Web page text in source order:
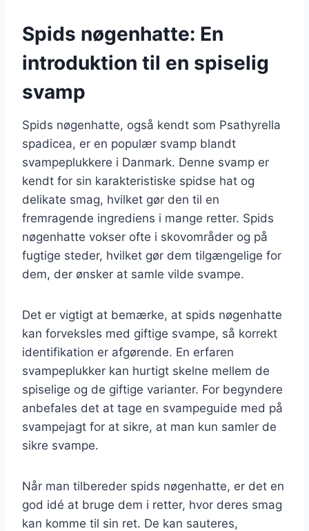
Spids nøgenhatte: En
introduktion til en spiselig
svamp
Spids nøgenhatte, også kendt som Psathyrella
spadicea, er en populær svamp blandt
svampeplukkere i Danmark. Denne svamp er
kendt for sin karakteristiske spidse hat og
delikate smag, hvilket gør den til en
fremragende ingrediens i mange retter. Spids
nøgenhatte vokser ofte i skovområder og på
fugtige steder, hvilket gør dem tilgængelige for
dem, der ønsker at samle vilde svampe.
Det er vigtigt at bemærke, at spids nøgenhatte
kan forveksles med giftige svampe, så korrekt
identifikation er afgørende. En erfaren
svampeplukker kan hurtigt skelne mellem de
spiselige og de giftige varianter. For begyndere
anbefales det at tage en svampeguide med på
svampejagt for at sikre, at man kun samler de
sikre svampe.
Når man tilbereder spids nøgenhatte, er det en
god idé at bruge dem i retter, hvor deres smag
kan komme til sin ret. De kan sauteres,